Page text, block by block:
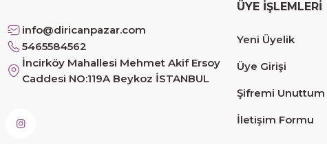
Siteye üyelik gayet kolay, güvenli ödeme, hızlı gönderim.
Fahrettin Vural | 11/11/2025
sorunsuz elime ulaştı teşekkürler
info@diricanpazar.com
5465584562
İncirköy Mahallesi Mehmet Akif Ersoy
Caddesi NO:119A Beykoz İSTANBUL
ÜYE İŞLEMLERİ
Yeni Üyelik
Üye Girişi
Şifremi Unuttum
İletişim Formu